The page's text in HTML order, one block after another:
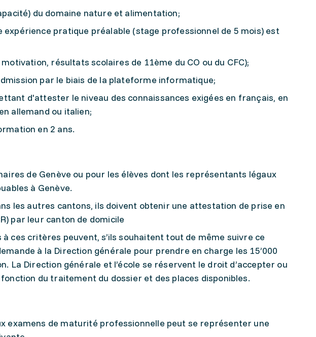
du domaine nature et alimentation;
expérience pratique préalable (stage professionnel de 5 mois) est
résultats scolaires de 11ème du CO ou du CFC);
par le biais de la plateforme informatique;
d'attester le niveau des connaissances exigées en français, en
allemand ou italien;
en 2 ans.
de Genève ou pour les élèves dont les représentants légaux
à Genève.
les autres cantons, ils doivent obtenir une attestation de prise en
par leur canton de domicile
ces critères peuvent, s’ils souhaitent tout de même suivre ce
à la Direction générale pour prendre en charge les 15’000
La Direction générale et l’école se réservent le droit d’accepter ou
du traitement du dossier et des places disponibles.
examens de maturité professionnelle peut se représenter une